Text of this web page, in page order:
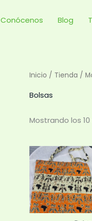
Conócenos Blog
Inicio / Tienda /
Bolsas
Mostrando los